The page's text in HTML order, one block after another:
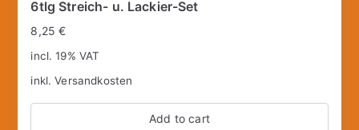
6tlg Streich- u. Lackier-Set
8,25€
incl. 19% VAT
inkl.Versandkosten
Add to cart